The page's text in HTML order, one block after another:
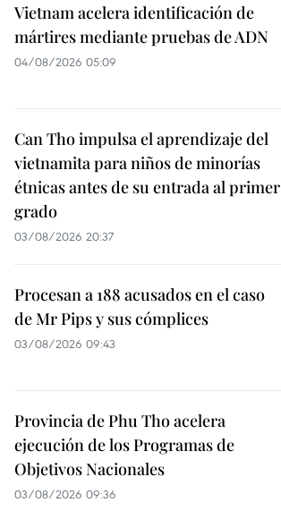
Vietnam acelera identificación de
mártires mediante pruebas de ADN
04/08/2026 05:09
Can Tho impulsa el aprendizaje del
vietnamita para niños de minorías
étnicas antes de su entrada al primer
grado
03/08/2026 20:37
Procesan a 188 acusados en el caso
de Mr Pips y sus cómplices
03/08/2026 09:43
Provincia de Phu Tho acelera
ejecución de los Programas de
Objetivos Nacionales
03/08/2026 09:36